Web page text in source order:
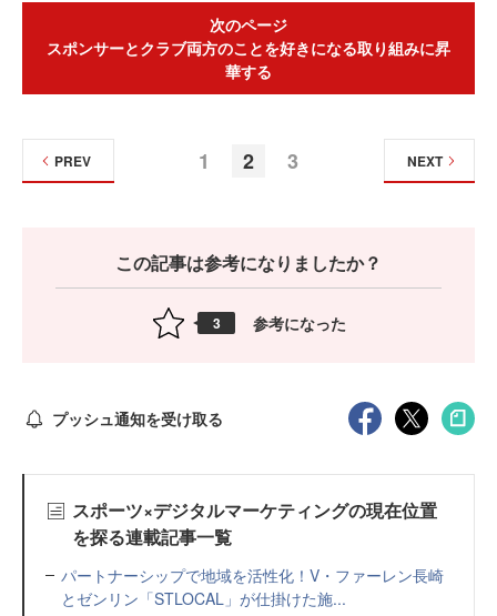
次のページ
スポンサーとクラブ両方のことを好きになる取り組みに昇
華する
1 2 3
PREV NEXT
この記事は参考になりましたか？
3 参考になった
プッシュ通知を受け取る
スポーツ×デジタルマーケティングの現在位置
を探る連載記事一覧
パートナーシップで地域を活性化！V・ファーレン長崎
とゼンリン「STLOCAL」が仕掛けた施...